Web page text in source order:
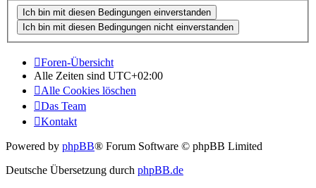
Foren-Übersicht
Alle Zeiten sind UTC+02:00
Alle Cookies löschen
Das Team
Kontakt
Powered by phpBB® Forum Software © phpBB Limited
Deutsche Übersetzung durch phpBB.de